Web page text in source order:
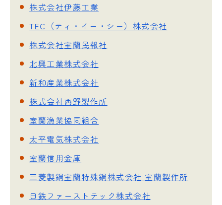
株式会社伊藤工業
TEC（ティ・イー・シー）株式会社
株式会社室蘭民報社
北興工業株式会社
新和産業株式会社
株式会社西野製作所
室蘭漁業協同組合
太平電気株式会社
室蘭信用金庫
三菱製鋼室蘭特殊鋼株式会社 室蘭製作所
日鉄ファーストテック株式会社